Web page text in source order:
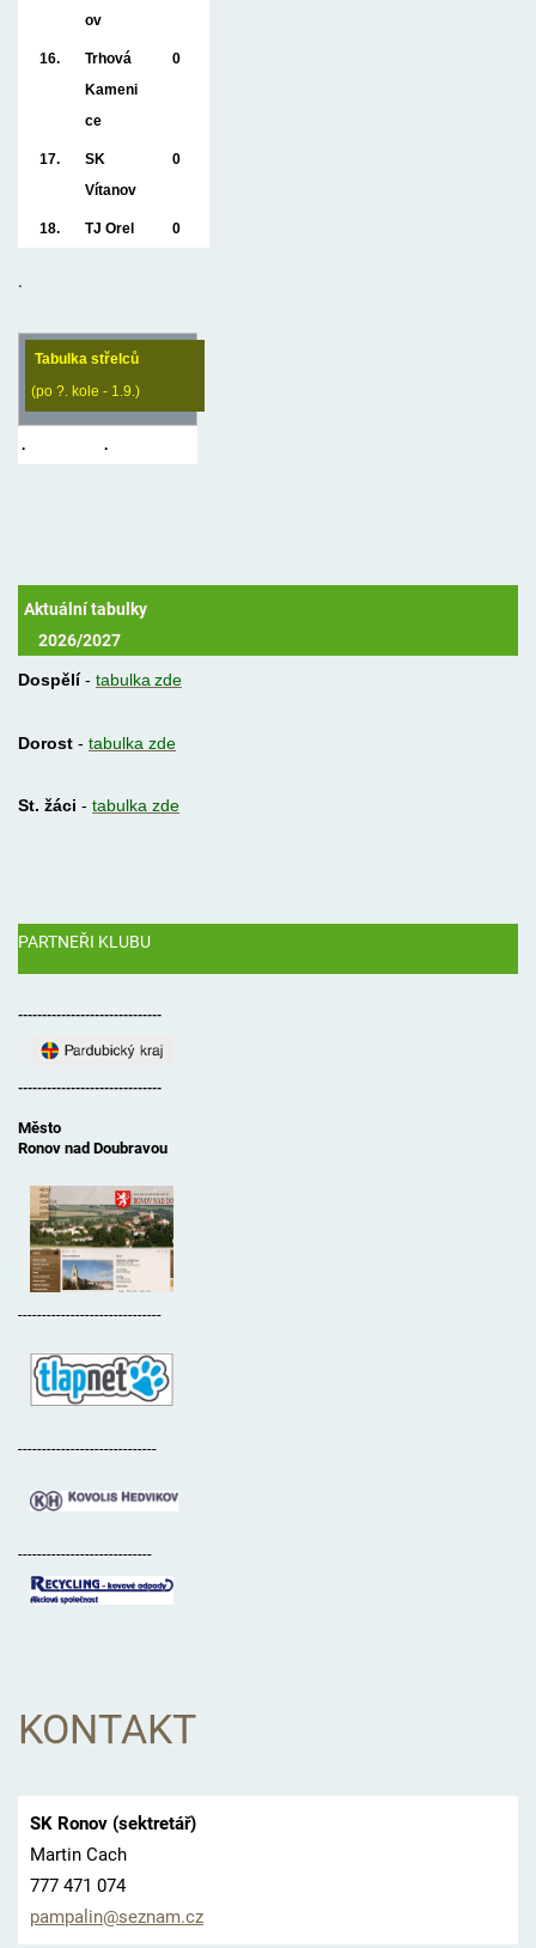
ov
16.
Trhová
Kameni
ce
0
17.
SK
Vítanov
0
18. TJ Orel 0
.
Tabulka střelců
(po ?. kole - 1.9.)
. .
Aktuální tabulky
2026/2027
Dospělí- tabulkazde
Dorost- tabulka zde
St. žáci - tabulka zde
PARTNEŘI KLUBU
------------------------------
------------------------------
Město
Ronov nad Doubravou
------------------------------
-----------------------------
----------------------------
KONTAKT
SK Ronov (sektretář)
Martin Cach
777 471 074
pampalin@seznam.cz